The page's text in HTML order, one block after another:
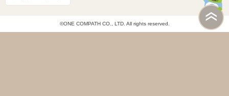
©ONE COMPATH CO., LTD. All rights reserved.